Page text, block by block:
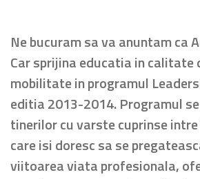
Ne bucuram sa va anuntam ca
Car sprijina educatia in calitate
mobilitate in programul
editia 2013-2014. Programul
tinerilor cu varste cuprinse
care isi doresc sa se
viitoarea viata profesionala,